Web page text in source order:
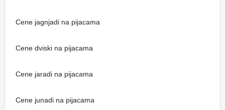
Cene jagnjadi na pijacama
Cene dviski na pijacama
Cene jaradi na pijacama
Cene junadi na pijacama